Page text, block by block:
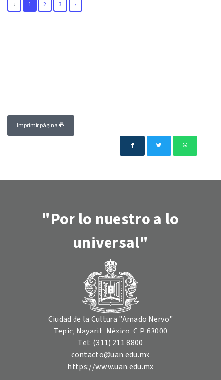
‹ 1 2 3 ›
Imprimir página
"Por lo nuestro a lo
universal"
Ciudad de la Cultura "Amado Nervo"
Tepic, Nayarit. México. C.P. 63000
Tel: (311) 211 8800
contacto@uan.edu.mx
https://www.uan.edu.mx